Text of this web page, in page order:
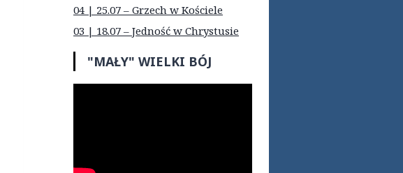
04 | 25.07 – Grzech w Kościele
03 | 18.07 – Jedność w Chrystusie
"MAŁY" WIELKI BÓJ